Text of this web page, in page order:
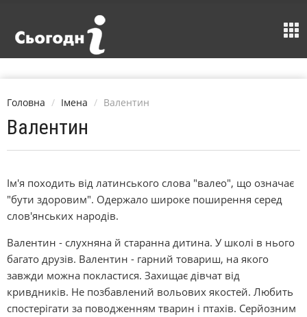
Головна Імена Валентин
Валентин
Ім'я походить від латинського слова "валео", що означає
"бути здоровим". Одержало широке поширення серед
слов'янських народів.
Валентин - слухняна й старанна дитина. У школі в нього
багато друзів. Валентин - гарний товариш, на якого
завжди можна покластися. Захищає дівчат від
кривдників. Не позбавлений вольових якостей. Любить
спостерігати за поводженням тварин і птахів. Серйозним